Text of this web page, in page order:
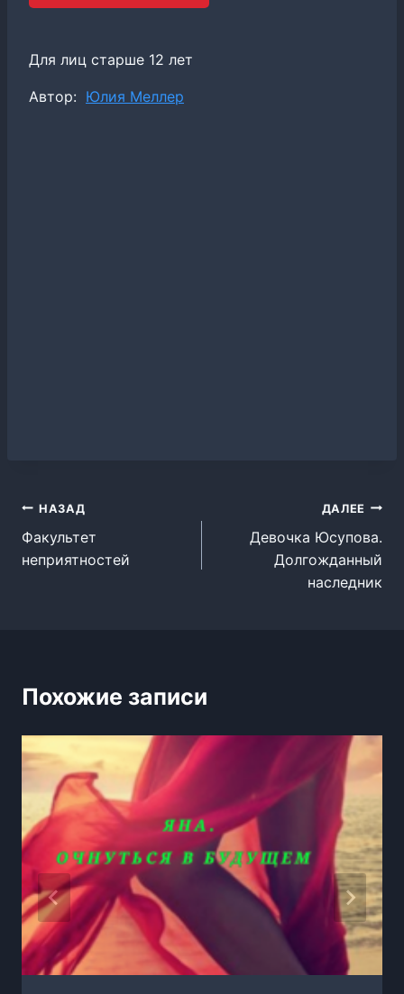
Для лиц старше 12 лет
Метки
Автор: Юлия Меллер
Навигация
по
НАЗАД
Факультет
неприятностей
ДАЛЕЕ
Девочка Юсупова.
Долгожданный
наследник
Похожие записи